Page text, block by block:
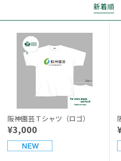
新着順
阪神園芸Ｔシャツ（ロゴ）
¥3,000